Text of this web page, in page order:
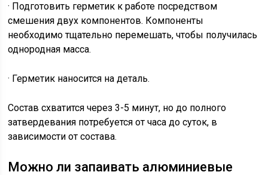
· Подготовить герметик к работе посредством
смешения двух компонентов. Компоненты
необходимо тщательно перемешать, чтобы получилась
однородная масса.
· Герметик наносится на деталь.
Состав схватится через 3-5 минут, но до полного
затвердевания потребуется от часа до суток, в
зависимости от состава.
Можно ли запаивать алюминиевые